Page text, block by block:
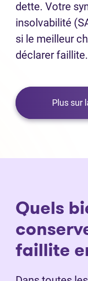
dette. Votre
insolvabilité
si le meilleur
déclarer faillite.
Plus sur
Quels
faillite